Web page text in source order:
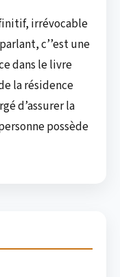
irrévocable
c’’est une
dans le livre
la résidence
d’assurer la
possède